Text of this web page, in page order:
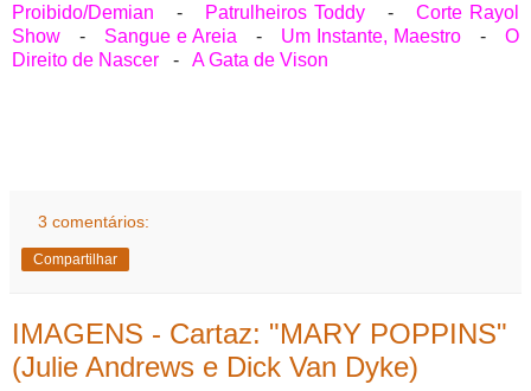
Proibido/Demian - Patrulheiros Toddy - Corte Rayol
Show
- Sangue e Areia - Um Instante, Maestro -O
Direito de Nascer - A Gata de Vison
3 comentários:
Compartilhar
IMAGENS - Cartaz: "MARY POPPINS"
(Julie Andrews e Dick Van Dyke)